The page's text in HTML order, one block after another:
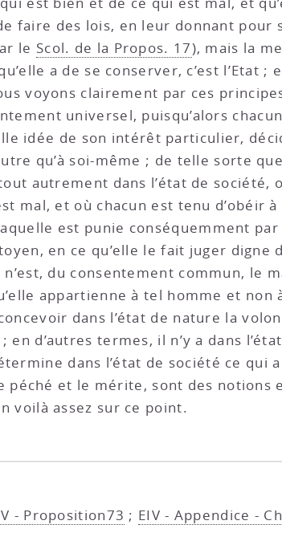
faire des lois, en leur donnant pour
le Scol. de la Propos. 17), mais la
a de se conserver, c’est l’Etat ;
voyons clairement par ces
universel, puisqu’alors
idée de son intérêt particulier,
qu’à soi-même ; de telle sorte
autrement dans l’état de société,
mal, et où chacun est tenu d’obéir
est punie conséquemment par
en ce qu’elle le fait juger digne
du consentement commun, le
appartienne à tel homme et
dans l’état de nature la
d’autres termes, il n’y a dans
dans l’état de société ce qui
péché et le mérite, sont des
voilà assez sur ce point.
- Proposition73 ; EIV - Appendice -